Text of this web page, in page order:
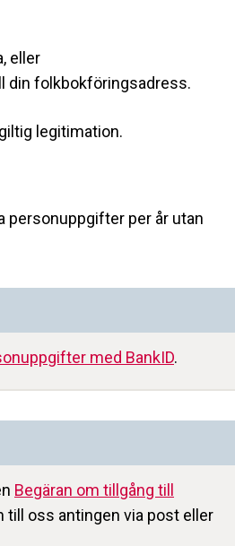
eller
din folkbokföringsadress.
legitimation.
personuppgifter per år utan
med BankID.
Begäran om tillgång till
till oss antingen via post eller